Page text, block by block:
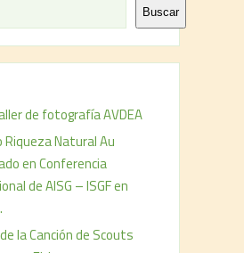
Buscar
de fotografía AVDEA
Riqueza Natural Au
en Conferencia
de AISG – ISGF en
la Canción de Scouts